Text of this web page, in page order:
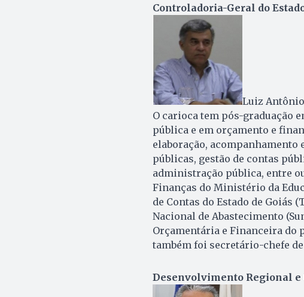
Controladoria-Geral do
Luiz
O carioca tem pós-graduação
pública e em orçamento e
elaboração, acompanhamento
públicas, gestão de contas
administração pública, entre
Finanças do Ministério da
de Contas do Estado de Goiás
Nacional de Abastecimento
Orçamentária e Financeira do
também foi secretário-chefe
Desenvolvimento Regional e